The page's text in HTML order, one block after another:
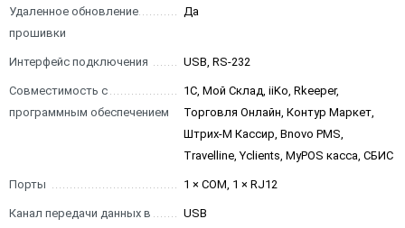
Удаленное обновление
прошивки
Да
Интерфейс подключения USB, RS-232
Совместимость с
программным обеспечением
1С, Мой Склад, iiKo, Rkeeper,
Торговля Онлайн, Контур Маркет,
Штрих-М Кассир, Bnovo PMS,
Travelline, Yclients, MyPOS касса, СБИС
Порты 1 × COM, 1 × RJ12
Канал передачи данных в USB